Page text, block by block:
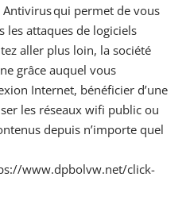
qui permet de vous
les attaques de logiciels
aller plus loin, la société
grâce auquel vous
Internet, bénéficier d’une
les réseaux wifi public ou
depuis n’importe quel
www.dpbolvw.net/click-